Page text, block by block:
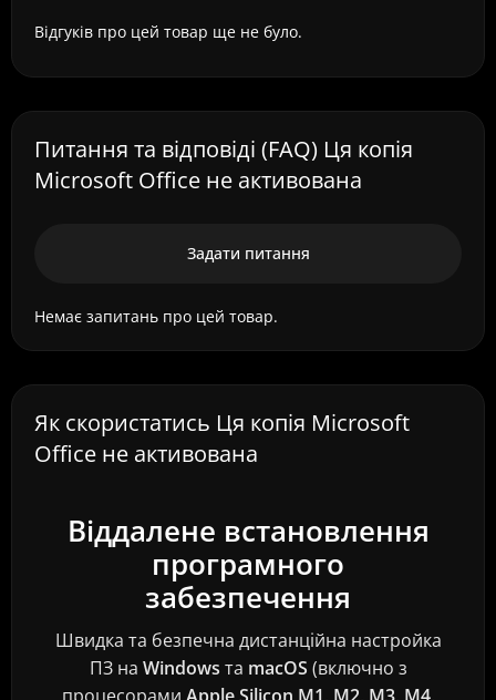
Відгуків про цей товар ще не було.
Питання та відповіді (FAQ) Ця копія
Microsoft Office не активована
Задати питання
Немає запитань про цей товар.
Як скористатись Ця копія Microsoft
Office не активована
Віддалене встановлення
програмного
забезпечення
Швидка та безпечна дистанційна настройка
ПЗ на Windows та macOS (включно з